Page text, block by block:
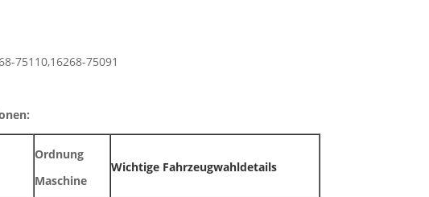
75110,16268-75091
Ordnung
Maschine
Wichtige Fahrzeugwahldetails